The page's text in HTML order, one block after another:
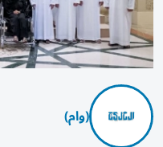
(وام)